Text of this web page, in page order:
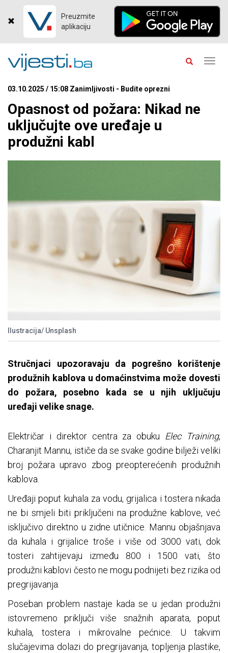
Preuzmite
aplikaciju
03.10.2025 / 15:08 Zanimljivosti - Budite oprezni
Opasnost od požara: Nikad ne
uključujte ove uređaje u
produžni kabl
Ilustracija/ Unsplash
Stručnjaci upozoravaju da pogrešno korištenje
produžnih kablova u domaćinstvima može dovesti
do požara, posebno kada se u njih uključuju
uređaji velike snage.
Električar i direktor centra za obuku Elec Training,
Charanjit Mannu, ističe da se svake godine bilježi veliki
broj požara upravo zbog preopterećenih produžnih
kablova.
Uređaji poput kuhala za vodu, grijalica i tostera nikada
ne bi smjeli biti priključeni na produžne kablove, već
isključivo direktno u zidne utičnice. Mannu objašnjava
da kuhala i grijalice troše i više od 3000 vati, dok
tosteri zahtijevaju između 800 i 1500 vati, što
produžni kablovi često ne mogu podnijeti bez rizika od
pregrijavanja.
Poseban problem nastaje kada se u jedan produžni
istovremeno priključi više snažnih aparata, poput
kuhala, tostera i mikrovalne pećnice. U takvim
slučajevima dolazi do pregrijavanja, topljenja plastike,